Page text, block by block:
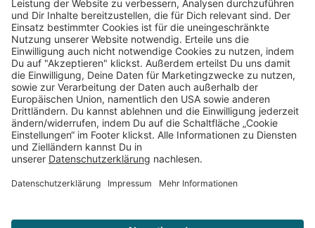
Mitglied im:
Impressum AGB Widerrufsbelehrung